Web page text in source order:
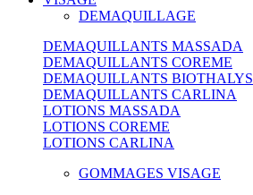
DEMAQUILLAGE
DEMAQUILLANTS MASSADA
DEMAQUILLANTS COREME
DEMAQUILLANTS BIOTHALYS
DEMAQUILLANTS CARLINA
LOTIONS MASSADA
LOTIONS COREME
LOTIONS CARLINA
GOMMAGES VISAGE